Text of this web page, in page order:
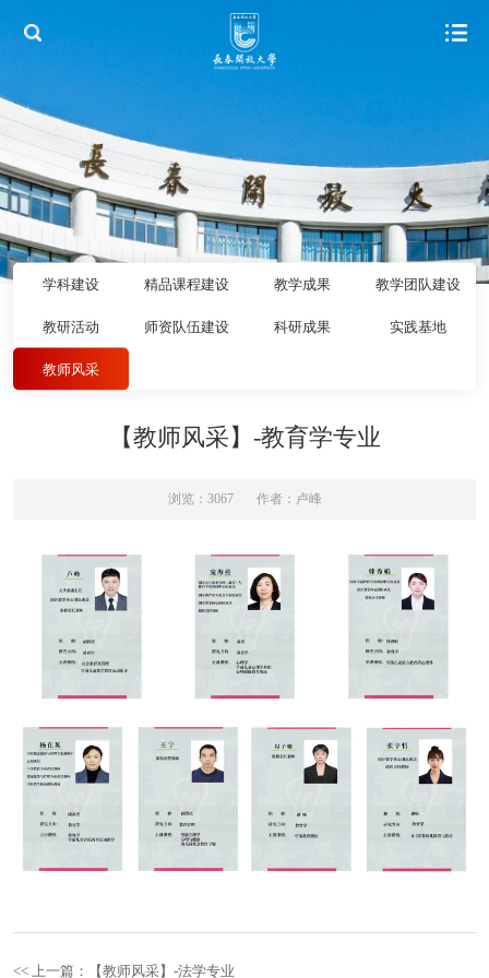
学科建设 精品课程建设 教学成果 教学团队建设
教研活动 师资队伍建设 科研成果 实践基地
教师风采
【教师风采】-教育学专业
浏览：3067 作者：卢峰
<< 上一篇：【教师风采】-法学专业